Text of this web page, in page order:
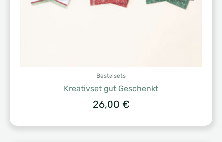
Bastelsets
Kreativset gut Geschenkt
26,00 €